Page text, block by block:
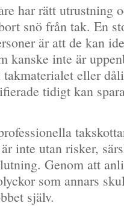
har rätt utrustning
snö från tak. En
är att de kan
kanske inte är
eller
tidigt kan
inte utan risker,
Genom att
som annars
själv.